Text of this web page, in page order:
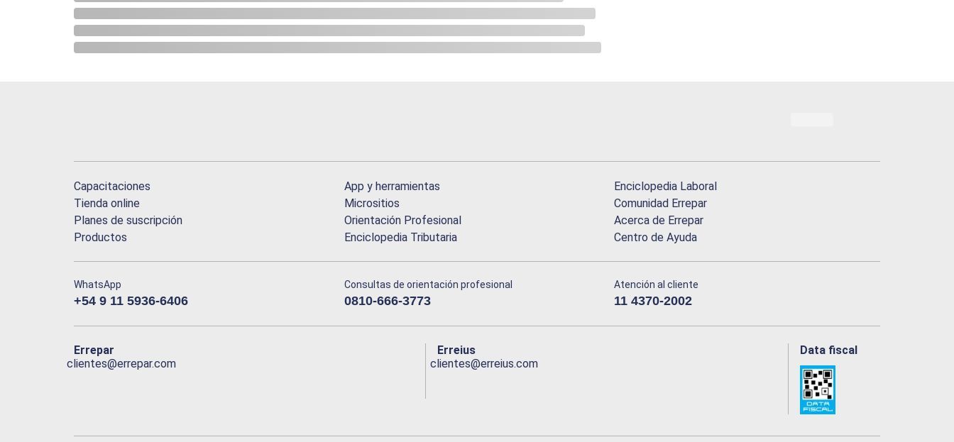
Capacitaciones
Tienda online
Planes de suscripción
Productos
App y herramientas
Micrositios
Orientación Profesional
Enciclopedia Tributaria
Enciclopedia Laboral
Comunidad Errepar
Acerca de Errepar
Centro de Ayuda
WhatsApp
+54 9 11 5936-6406
Consultas de orientación profesional
0810-666-3773
Atención al cliente
11 4370-2002
Errepar
clientes@errepar.com
Erreius
clientes@erreius.com
Data fiscal